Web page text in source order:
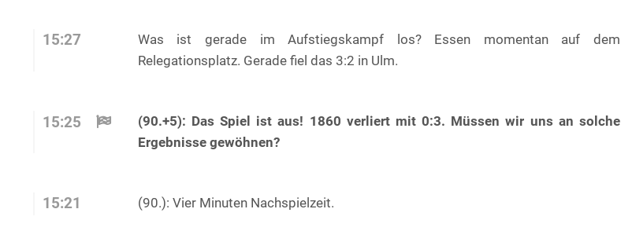
15:27
Was ist gerade im Aufstiegskampf los? Essen momentan auf dem
Relegationsplatz. Gerade fiel das 3:2 in Ulm.
15:25
(90.+5): Das Spiel ist aus! 1860 verliert mit 0:3. Müssen wir uns an solche
Ergebnisse gewöhnen?
15:21 (90.): Vier Minuten Nachspielzeit.